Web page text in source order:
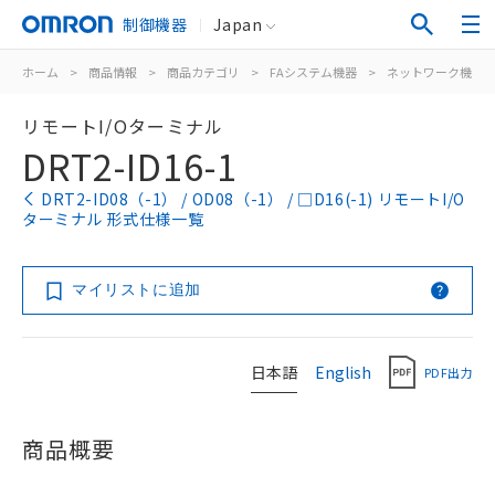
制御機器 Japan
ホーム > 商品情報 > 商品カテゴリ > FAシステム機器 > ネットワーク機器
リモートI/Oターミナル
DRT2-ID16-1
DRT2-ID08（-1） / OD08（-1） / □D16(-1) リモートI/O
ターミナル 形式仕様一覧
マイリストに追加
日本語 English PDF出力
商品概要